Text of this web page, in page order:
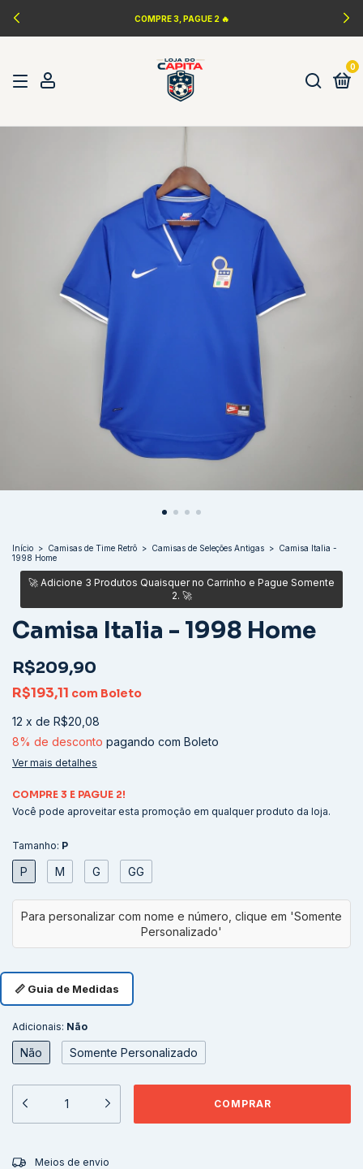
LANÇAMENTOS DA NBA 🏀
0
Início > Camisas de Time Retrô > Camisas de Seleções Antigas > Camisa Italia -
1998 Home
Camisa Italia - 1998 Home
R$209,90
R$193,11 com Boleto
12 x de R$20,08
8% de desconto pagando com Boleto
Ver mais detalhes
COMPRE 3 E PAGUE 2!
Você pode aproveitar esta promoção em qualquer produto da loja.
Tamanho: P
P M G GG
📏 Guia de Medidas
Adicionais: Não
Não Somente Personalizado
Entregas para o CEP:
Meios de envio